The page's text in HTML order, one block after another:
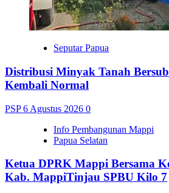
Seputar Papua
Distribusi Minyak Tanah
Kembali Normal
PSP6 Agustus 2026 0
Info Pembangunan Mappi
Papua Selatan
Ketua DPRK Mappi Bersama
Kab. MappiTinjau SPBU Kilo 7